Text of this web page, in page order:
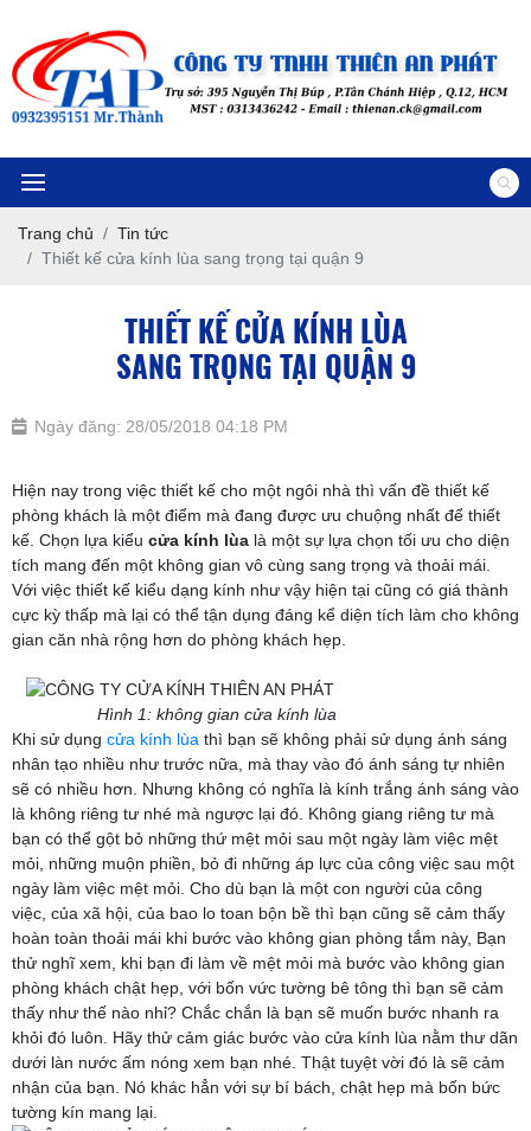
Trang chủ
Tin tức
Thiết kế cửa kính lùa sang trọng tại quận 9
THIẾT KẾ CỬA KÍNH LÙA
SANG TRỌNG TẠI QUẬN 9
Ngày đăng: 28/05/2018 04:18 PM
Hiện nay trong việc thiết kế cho một ngôi nhà thì vấn đề thiết kế
phòng khách là một điểm mà đang được ưu chuộng nhất để thiết
kế. Chọn lựa kiểu cửa kính lùa là một sự lựa chọn tối ưu cho diện
tích mang đến một không gian vô cùng sang trọng và thoải mái.
Với việc thiết kế kiểu dạng kính như vậy hiện tại cũng có giá thành
cực kỳ thấp mà lại có thể tận dụng đáng kể diện tích làm cho không
gian căn nhà rộng hơn do phòng khách hẹp.
Hình 1: không gian cửa kính lùa
Khi sử dụng cửa kính lùa thì bạn sẽ không phải sử dụng ánh sáng
nhân tạo nhiều như trước nữa, mà thay vào đó ánh sáng tự nhiên
sẽ có nhiều hơn. Nhưng không có nghĩa là kính trắng ánh sáng vào
là không riêng tư nhé mà ngược lại đó. Không giang riêng tư mà
bạn có thể gột bỏ những thứ mệt mỏi sau một ngày làm việc mệt
mỏi, những muộn phiền, bỏ đi những áp lực của công việc sau một
ngày làm việc mệt mỏi. Cho dù bạn là một con người của công
việc, của xã hội, của bao lo toan bộn bề thì bạn cũng sẽ cảm thấy
hoàn toàn thoải mái khi bước vào không gian phòng tắm này, Bạn
thử nghĩ xem, khi bạn đi làm về mệt mỏi mà bước vào không gian
phòng khách chật hẹp, với bốn vức tường bê tông thì bạn sẽ cảm
thấy như thế nào nhỉ? Chắc chắn là bạn sẽ muốn bước nhanh ra
khỏi đó luôn. Hãy thử cảm giác bước vào cửa kính lùa nằm thư dãn
dưới làn nước ấm nóng xem bạn nhé. Thật tuyệt vời đó là sẽ cảm
nhận của bạn. Nó khác hẳn với sự bí bách, chật hẹp mà bốn bức
tường kín mang lại.